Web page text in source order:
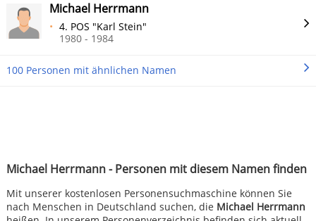
Michael Herrmann - Personen mit diesem Namen finden
Mit unserer kostenlosen Personensuchmaschine können Sie
nach Menschen in Deutschland suchen, die Michael Herrmann
Michael Herrmann
4. POS "Karl Stein"
1980 - 1984
100 Personen mit ähnlichen Namen